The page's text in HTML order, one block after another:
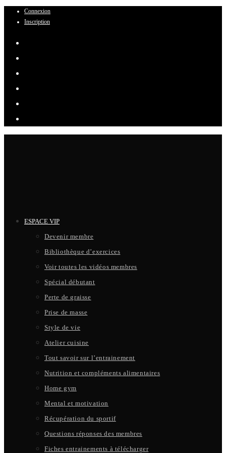
Skip
content
Connexion
Inscription
ESPACE VIP
Devenir membre
Bibliothèque d’exercices
Voir toutes les vidéos membres
Spécial débutant
Perte de graisse
Prise de masse
Style de vie
Atelier cuisine
Tout savoir sur l’entrainement
Nutrition et compléments alimentaires
Home gym
Mental et motivation
Récupération du sportif
Questions réponses des membres
Fiches entrainements à télécharger